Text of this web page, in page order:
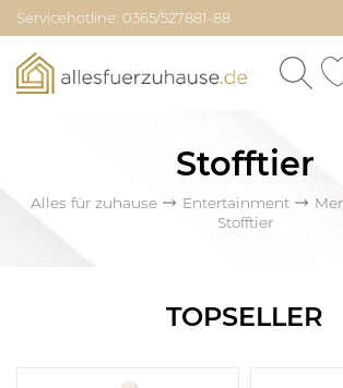
Servicehotline: 0365/527881-88
Stofftier
Alles für zuhause Entertainment
Stofftier
TOPSELLER